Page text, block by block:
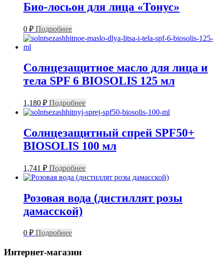
Био-лосьон для лица «Тонус»
0 ₽ Подробнее
Солнцезащитное масло для лица и
тела SPF 6 BIOSOLIS 125 мл
1,180 ₽ Подробнее
Солнцезащитный спрей SPF50+
BIOSOLIS 100 мл
1,741 ₽ Подробнее
Розовая вода (дистиллят розы
дамасской)
0 ₽ Подробнее
Интернет-магазин